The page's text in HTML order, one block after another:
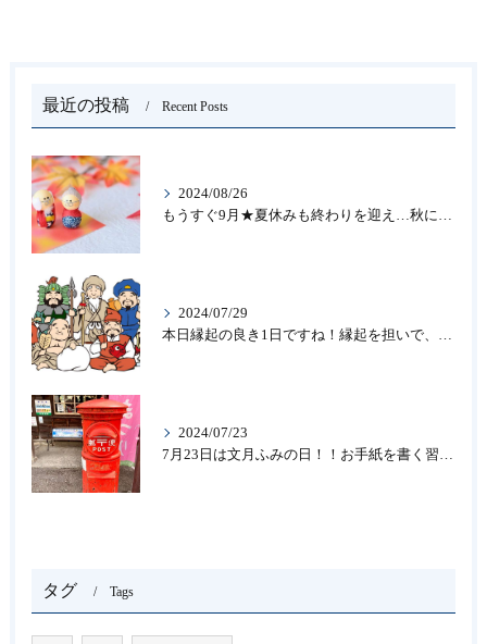
最近の投稿 Recent Posts
2024/08/26
もうすぐ9月★夏休みも終わりを迎え…秋になったら新しいことを始めよう♪大人の趣味に書道なら青霄書法会へ！
2024/07/29
本日縁起の良き1日ですね！縁起を担いで、新しいことをはじめる♪大人の趣味に書道なら「青霄書法会」
2024/07/23
7月23日は文月ふみの日！！お手紙を書く習慣を…★書道のお稽古なら大阪の書道教室「青霄書法会」
タグ Tags